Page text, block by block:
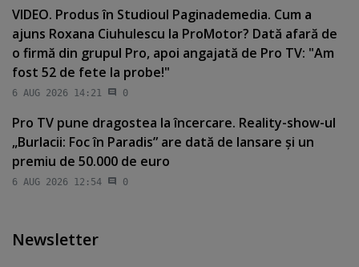
VIDEO. Produs în Studioul Paginademedia. Cum a
ajuns Roxana Ciuhulescu la ProMotor? Dată afară de
o firmă din grupul Pro, apoi angajată de Pro TV: "Am
fost 52 de fete la probe!"
6 AUG 2026 14:21 0
Pro TV pune dragostea la încercare. Reality-show-ul
„Burlacii: Foc în Paradis” are dată de lansare şi un
premiu de 50.000 de euro
6 AUG 2026 12:54 0
Newsletter